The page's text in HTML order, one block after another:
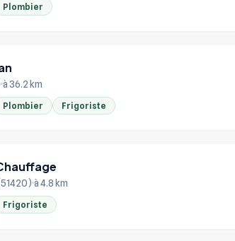
Plombier
à 36.2 km
Plombier Frigoriste
à 4.8 km
Frigoriste